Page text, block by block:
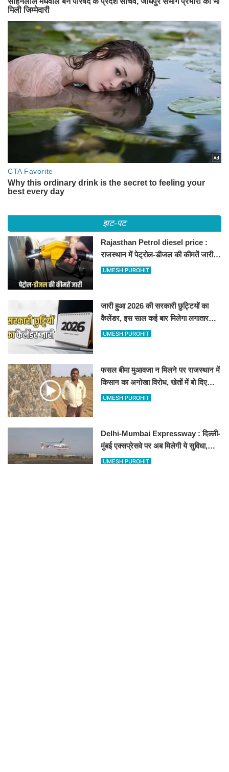
झट-पट
Rajasthan Petrol diesel price :
राजस्थान में पेट्रोल-डीजल की कीमतें जारी,
जानिए बीकानेर समेत पुरे प्रदेश में नए रेट
UMESH PUROHIT
जारी हुआ 2026 की सरकारी छुट्टियों का
कैलेंडर, इस साल कई बार मिलेगा लगातार
अवकाश, देखें
UMESH PUROHIT
फसल बीमा मुआवजा न मिलने पर राजस्थान में
किसान का अनोखा विरोध, खेतों में बो दिए
500-500 रुपए के नोट, वीडियो वायरल
UMESH PUROHIT
Delhi-Mumbai Expressway : दिल्ली-
मुंबई एक्सप्रेसवे पर अब मिलेगी ये सुविधा,
हेलीकॉप्टर सर्विस से तुरंत घायल पहुंचेगा
UMESH PUROHIT